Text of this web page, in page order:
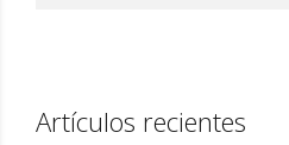
Artículos recientes